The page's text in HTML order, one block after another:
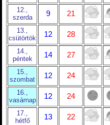
12.,
szerda
9 21
13.,
csütörtök
12 28
14.,
péntek
14 27
15.,
szombat
12 24
16.,
vasárnap
12 24
17.,
hétfő
13
22